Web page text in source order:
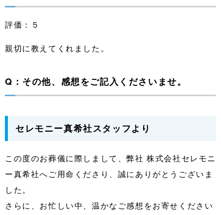
評価：５
親切に教えてくれました。
Q：その他、感想をご記入くださいませ。
セレモニー真希社スタッフより
この度のお葬儀に際しまして、弊社 株式会社セレモニ
ー真希社へご用命くださり、誠にありがとうございま
した。
さらに、お忙しい中、温かなご感想をお寄せください